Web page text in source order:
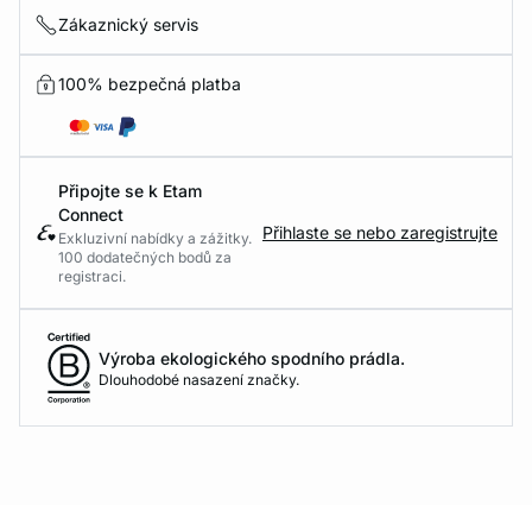
Zákaznický servis
100% bezpečná platba
Připojte se k Etam
Connect
Exkluzivní nabídky a zážitky.
100 dodatečných bodů za
registraci.
Přihlaste se nebo zaregistrujte
Výroba ekologického spodního prádla.
Dlouhodobé nasazení značky.